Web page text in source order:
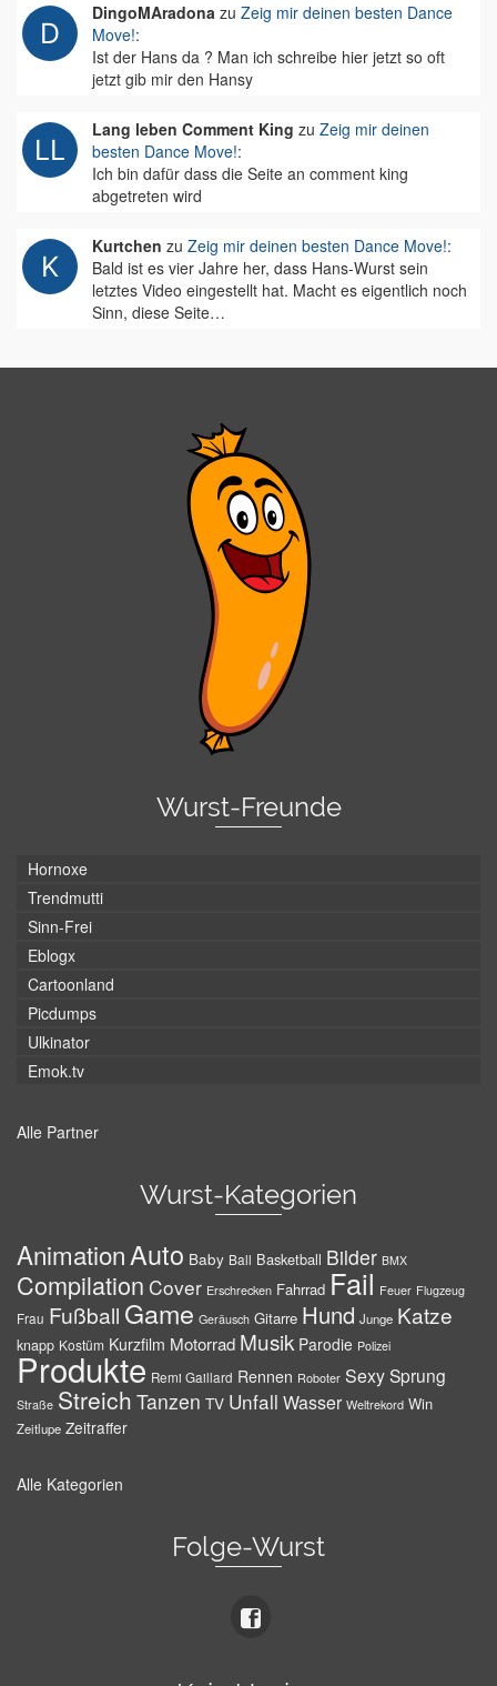
DingoMAradona zu Zeig mir deinen besten Dance
Move!:
Ist der Hans da ? Man ich schreibe hier jetzt so oft
jetzt gib mir den Hansy
Lang leben Comment King zu Zeig mir deinen
besten Dance Move!:
Ich bin dafür dass die Seite an comment king
abgetreten wird
Kurtchen zu Zeig mir deinen besten Dance Move!:
Bald ist es vier Jahre her, dass Hans-Wurst sein
letztes Video eingestellt hat. Macht es eigentlich noch
Sinn, diese Seite…
Wurst-Freunde
Hornoxe
Trendmutti
Sinn-Frei
Eblogx
Cartoonland
Picdumps
Ulkinator
Emok.tv
Alle Partner
Wurst-Kategorien
AnimationAuto Baby Ball Basketball Bilder BMX
Compilation Cover Erschrecken Fahrrad Fail Feuer Flugzeug
Frau Fußball Game Geräusch Gitarre Hund Junge Katze
knapp Kostüm Kurzfilm Motorrad Musik Parodie Polizei
Produkte Remi Gaillard Rennen Roboter SexySprung
Straße Streich Tanzen TV Unfall Wasser Weltrekord Win
Zeitlupe Zeitraffer
Alle Kategorien
Folge-Wurst